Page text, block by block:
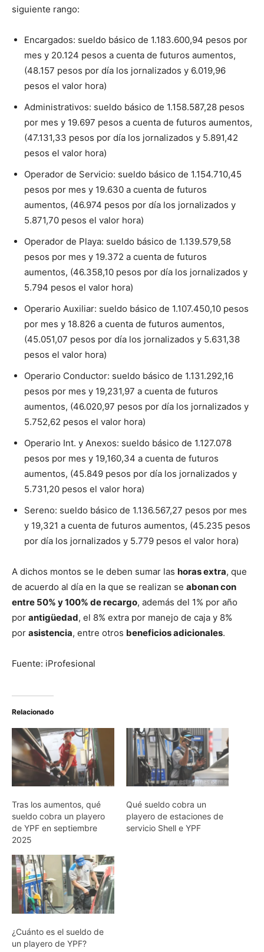
siguiente rango:
Encargados: sueldo básico de 1.183.600,94 pesos por
mes y 20.124 pesos a cuenta de futuros aumentos,
(48.157 pesos por día los jornalizados y 6.019,96
pesos el valor hora)
Administrativos: sueldo básico de 1.158.587,28 pesos
por mes y 19.697 pesos a cuenta de futuros aumentos,
(47.131,33 pesos por día los jornalizados y 5.891,42
pesos el valor hora)
Operador de Servicio: sueldo básico de 1.154.710,45
pesos por mes y 19.630 a cuenta de futuros
aumentos, (46.974 pesos por día los jornalizados y
5.871,70 pesos el valor hora)
Operador de Playa: sueldo básico de 1.139.579,58
pesos por mes y 19.372 a cuenta de futuros
aumentos, (46.358,10 pesos por día los jornalizados y
5.794 pesos el valor hora)
Operario Auxiliar: sueldo básico de 1.107.450,10 pesos
por mes y 18.826 a cuenta de futuros aumentos,
(45.051,07 pesos por día los jornalizados y 5.631,38
pesos el valor hora)
Operario Conductor: sueldo básico de 1.131.292,16
pesos por mes y 19,231,97 a cuenta de futuros
aumentos, (46.020,97 pesos por día los jornalizados y
5.752,62 pesos el valor hora)
Operario Int. y Anexos: sueldo básico de 1.127.078
pesos por mes y 19,160,34 a cuenta de futuros
aumentos, (45.849 pesos por día los jornalizados y
5.731,20 pesos el valor hora)
Sereno: sueldo básico de 1.136.567,27 pesos por mes
y 19,321 a cuenta de futuros aumentos, (45.235 pesos
por día los jornalizados y 5.779 pesos el valor hora)
A dichos montos se le deben sumar las horas extra, que
de acuerdo al día en la que se realizan se abonan con
entre 50% y 100% de recargo, además del 1% por año
por antigüedad, el 8% extra por manejo de caja y 8%
por asistencia, entre otros beneficios adicionales.
Fuente: iProfesional
Relacionado
Tras los aumentos, qué
sueldo cobra un playero
de YPF en septiembre
2025
Qué sueldo cobra un
playero de estaciones de
servicio Shell e YPF
¿Cuánto es el sueldo de
un playero de YPF?